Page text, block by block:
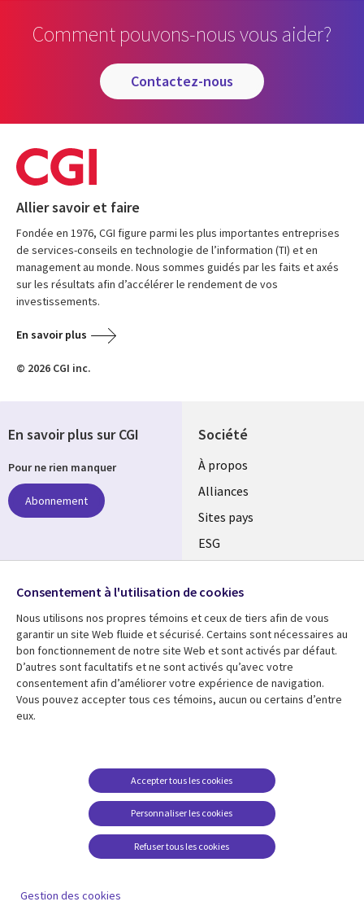
Comment pouvons-nous vous aider?
contactez-nous
Allier savoir et faire
Fondée en 1976, CGI figure parmi les plus importantes entreprises
de services-conseils en technologie de l’information (TI) et en
management au monde. Nous sommes guidés par les faits et axés
sur les résultats afin d’accélérer le rendement de vos
investissements.
En savoir plus
© 2026 CGI inc.
Société
À propos
Alliances
Sites pays
ESG
Fusions
Salle de presse
Ressources
Articles
Études de cas
Baladodiffusions
Support
Restrictions et
conditions juridiques
Carrières FAQ
Centre de gestion des
En savoir plus sur CGI
Pour ne rien manquer
Abonnement
Suivez-nous
Social
Media
Global
FR
Consentement à l'utilisation de cookies
Nous utilisons nos propres témoins et ceux de tiers afin de vous
garantir un site Web fluide et sécurisé. Certains sont nécessaires au
bon fonctionnement de notre site Web et sont activés par défaut.
D’autres sont facultatifs et ne sont activés qu’avec votre
consentement afin d’améliorer votre expérience de navigation.
Vous pouvez accepter tous ces témoins, aucun ou certains d’entre
eux.
Personnaliser les cookies
Accepter tous les cookies
Refuser tous les cookies
Gestion des cookies